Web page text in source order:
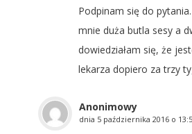
Podpinam się do pytania.
mnie duża butla sesy a
dowiedziałam się, że
lekarza dopiero za trzy
Anonimowy
dnia 5 października 2016 o